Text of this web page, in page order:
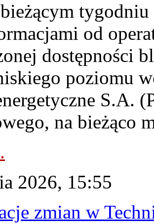
tygodniu
od
dostępności
poziomu
S.A.
na bieżąco
2026, 15:55
zmian w